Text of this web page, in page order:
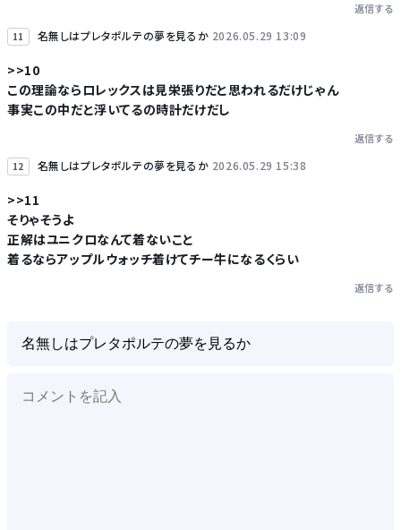
返信する
11 名無しはプレタポルテの夢を見るか 2026.05.29 13:09
>>10
この理論ならロレックスは見栄張りだと思われるだけじゃん
事実この中だと浮いてるの時計だけだし
返信する
12 名無しはプレタポルテの夢を見るか 2026.05.29 15:38
>>11
そりゃそうよ
正解はユニクロなんて着ないこと
着るならアップルウォッチ着けてチー牛になるくらい
返信する